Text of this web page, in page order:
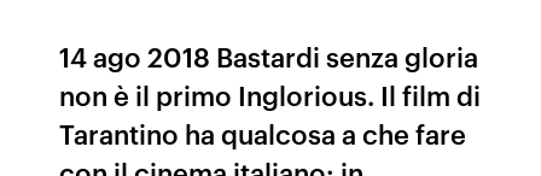
14 ago 2018 Bastardi senza gloria
non è il primo Inglorious. Il film di
Tarantino ha qualcosa a che fare